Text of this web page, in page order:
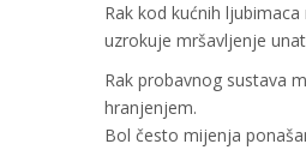
Rak kod kućnih
uzrokuje mršavljenje
Rak probavnog sustava
hranjenjem.
Bol često mijenja